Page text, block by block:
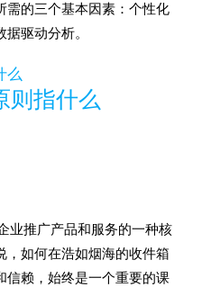
需的三个基本因素：个性化
驱动分析。
则指什么
业推广产品和服务的一种核
，如何在浩如烟海的收件箱
信赖，始终是一个重要的课